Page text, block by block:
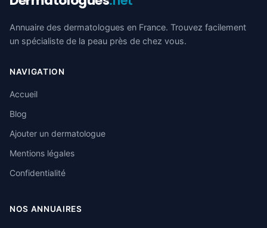
Annuaire des dermatologues en France. Trouvez facilement
un spécialiste de la peau près de chez vous.
NAVIGATION
Accueil
Blog
Ajouter un dermatologue
Mentions légales
Confidentialité
NOS ANNUAIRES